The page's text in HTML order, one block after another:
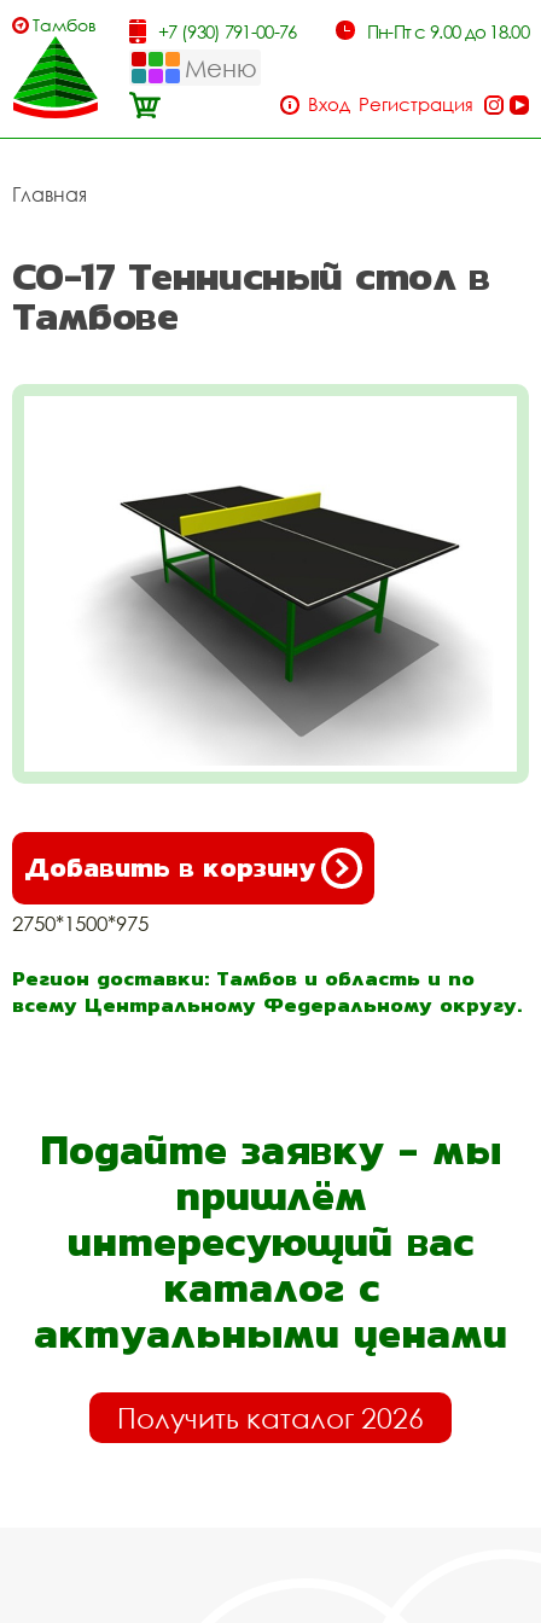
Тамбов +7 (930) 791-00-76 Пн-Пт с 9.00 до 18.00
Меню
Вход Регистрация
Главная
СО-17 Теннисный стол в
Тамбове
Добавить в корзину
2750*1500*975
Регион доставки: Тамбов и область и по
всему Центральному Федеральному округу.
Подайте заявку - мы
пришлём
интересующий вас
каталог с
актуальными ценами
Получить каталог 2026